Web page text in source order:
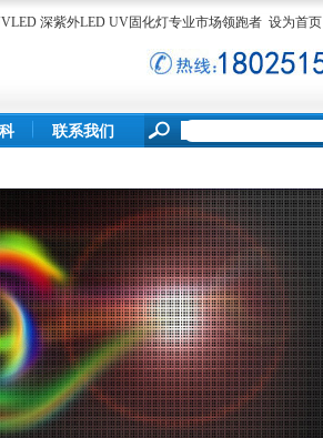
深紫外LED UV固化灯专业市场领跑者 设为首页
联系我们